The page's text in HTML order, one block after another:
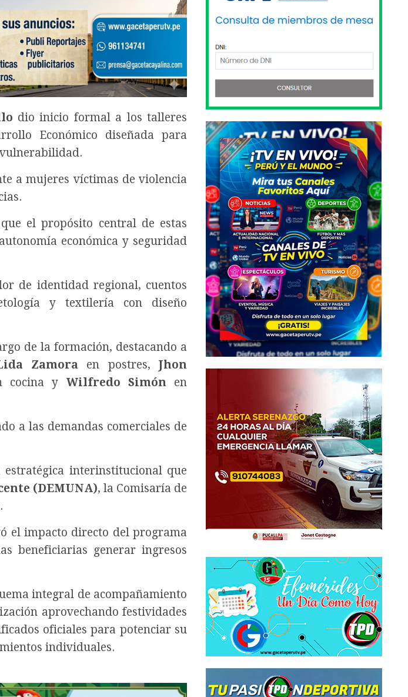
dio inicio formal a los talleres
Económico diseñada para
a mujeres víctimas de violencia
el propósito central de estas
económica y seguridad
de identidad regional, cuentos
y textilería con diseño
de la formación, destacando a
Zamora en postres,Jhon
cocina y Wilfredo Simónen
a las demandas comerciales de
interinstitucional que
(DEMUNA), la Comisaría de
el impacto directo del programa
beneficiarias generar ingresos
integral de acompañamiento
aprovechando festividades
oficiales para potenciar su
individuales.